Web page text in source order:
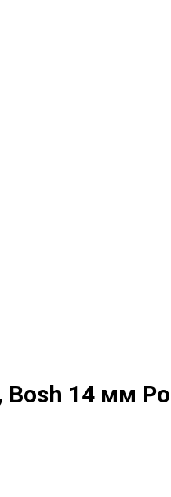
14 мм